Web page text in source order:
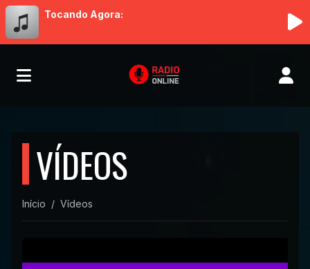
Tocando Agora:
VÍDEOS
Início Vídeos